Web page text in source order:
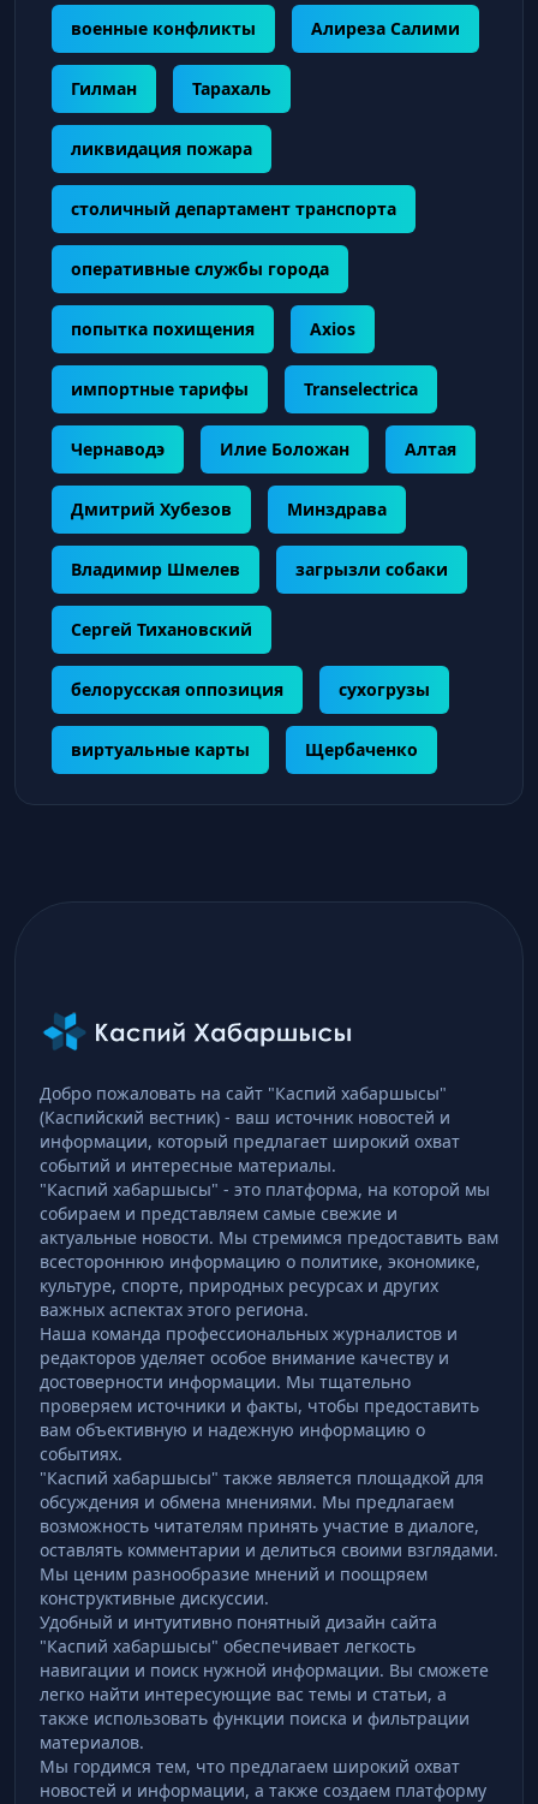
военные конфликты Алиреза Салими
Гилман Тарахаль
ликвидация пожара
столичный департамент транспорта
оперативные службы города
попытка похищения Axios
импортные тарифы Transelectrica
Чернаводэ Илие Боложан Алтая
Дмитрий Хубезов Минздрава
Владимир Шмелев загрызли собаки
Сергей Тихановский
белорусская оппозиция сухогрузы
виртуальные карты Щербаченко
Добро пожаловать на сайт "Каспий хабаршысы"
(Каспийский вестник) - ваш источник новостей и
информации, который предлагает широкий охват
событий и интересные материалы.
"Каспий хабаршысы" - это платформа, на которой мы
собираем и представляем самые свежие и
актуальные новости. Мы стремимся предоставить вам
всестороннюю информацию о политике, экономике,
культуре, спорте, природных ресурсах и других
важных аспектах этого региона.
Наша команда профессиональных журналистов и
редакторов уделяет особое внимание качеству и
достоверности информации. Мы тщательно
проверяем источники и факты, чтобы предоставить
вам объективную и надежную информацию о
событиях.
"Каспий хабаршысы" также является площадкой для
обсуждения и обмена мнениями. Мы предлагаем
возможность читателям принять участие в диалоге,
оставлять комментарии и делиться своими взглядами.
Мы ценим разнообразие мнений и поощряем
конструктивные дискуссии.
Удобный и интуитивно понятный дизайн сайта
"Каспий хабаршысы" обеспечивает легкость
навигации и поиск нужной информации. Вы сможете
легко найти интересующие вас темы и статьи, а
также использовать функции поиска и фильтрации
материалов.
Мы гордимся тем, что предлагаем широкий охват
новостей и информации, а также создаем платформу